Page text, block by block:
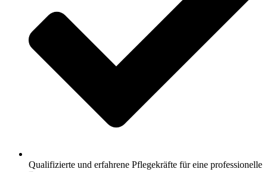
Qualifizierte und erfahrene Pflegekräfte für eine professionelle